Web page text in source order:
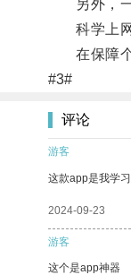
另外，一
科学上网
在保障个
#3#
评论
游客
这款app是我学
2024-09-23
游客
这个是app神器